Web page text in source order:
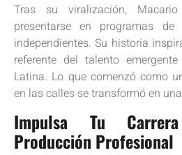
Tras su viralización,
presentarse en programas
independientes. Su historia
referente del talento
Latina. Lo que comenzó como
en las calles se transformó en
Impulsa Tu
Producción Profesional